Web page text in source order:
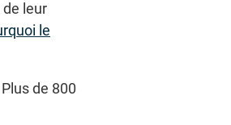
de leur
le
de 800